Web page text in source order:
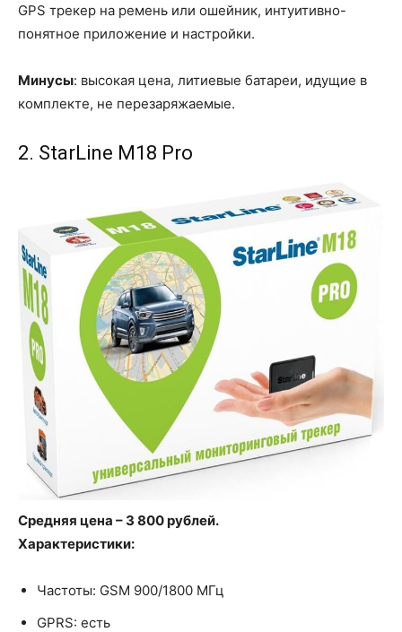
GPS трекер на ремень или ошейник, интуитивно-
понятное приложение и настройки.
Минусы: высокая цена, литиевые батареи, идущие в
комплекте, не перезаряжаемые.
2. StarLine M18 Pro
Средняя цена – 3 800 рублей.
Характеристики:
Частоты: GSM 900/1800 МГц
GPRS: есть